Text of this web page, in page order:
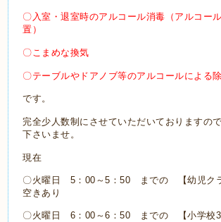
〇入室・退室時のアルコール消毒（アルコー
置）
〇こまめな換気
〇テーブルやドアノブ等のアルコールによる
です。
完全少人数制にさせていただいておりますの
下さいませ。
現在
〇火曜日 5：00～5：50 までの 【幼児ク
空きあり
〇火曜日 6：00～6：50 までの 【小学校3